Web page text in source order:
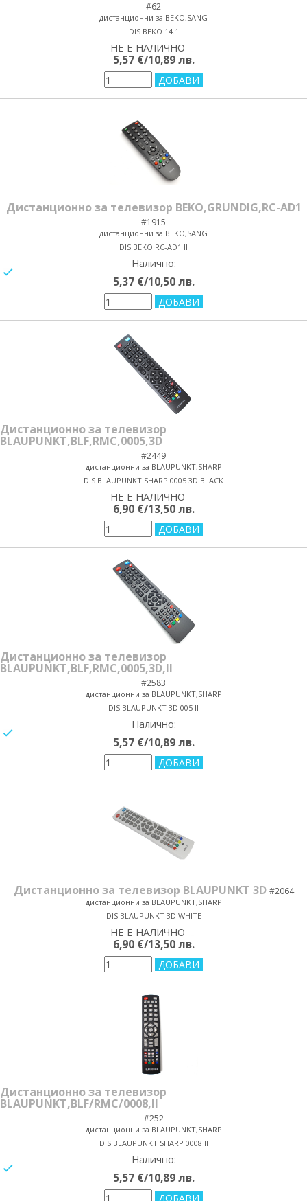
#62
дистанционни за BEKO,SANG
DIS BEKO 14.1
НЕ Е НАЛИЧНО
5,57 €/10,89 лв.
Дистанционно за телевизор BEKO,GRUNDIG,RC-AD1
#1915
дистанционни за BEKO,SANG
DIS BEKO RC-AD1 II
Налично:
5,37 €/10,50 лв.
Дистанционно за телевизор
BLAUPUNKT,BLF,RMC,0005,3D
#2449
дистанционни за BLAUPUNKT,SHARP
DIS BLAUPUNKT SHARP 0005 3D BLACK
НЕ Е НАЛИЧНО
6,90 €/13,50 лв.
Дистанционно за телевизор
BLAUPUNKT,BLF,RMC,0005,3D,II
#2583
дистанционни за BLAUPUNKT,SHARP
DIS BLAUPUNKT 3D 005 II
Налично:
5,57 €/10,89 лв.
Дистанционно за телевизор BLAUPUNKT 3D #2064
дистанционни за BLAUPUNKT,SHARP
DIS BLAUPUNKT 3D WHITE
НЕ Е НАЛИЧНО
6,90 €/13,50 лв.
Дистанционно за телевизор
BLAUPUNKT,BLF/RMC/0008,II
#252
дистанционни за BLAUPUNKT,SHARP
DIS BLAUPUNKT SHARP 0008 II
Налично:
5,57 €/10,89 лв.